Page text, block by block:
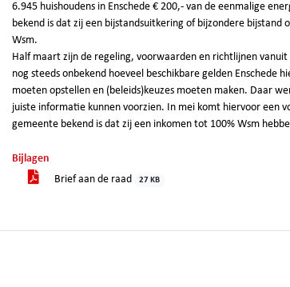
6.945 huishoudens in Enschede € 200,- van de eenmalige
bekend is dat zij een bijstandsuitkering of bijzondere
Wsm.
Half maart zijn de regeling, voorwaarden en richtlijnen
nog steeds onbekend hoeveel beschikbare gelden
moeten opstellen en (beleids)keuzes moeten maken. Daar
juiste informatie kunnen voorzien. In mei komt hiervoor een
gemeente bekend is dat zij een inkomen tot 100% Wsm
Bijlagen
Brief aan de raad
27 KB